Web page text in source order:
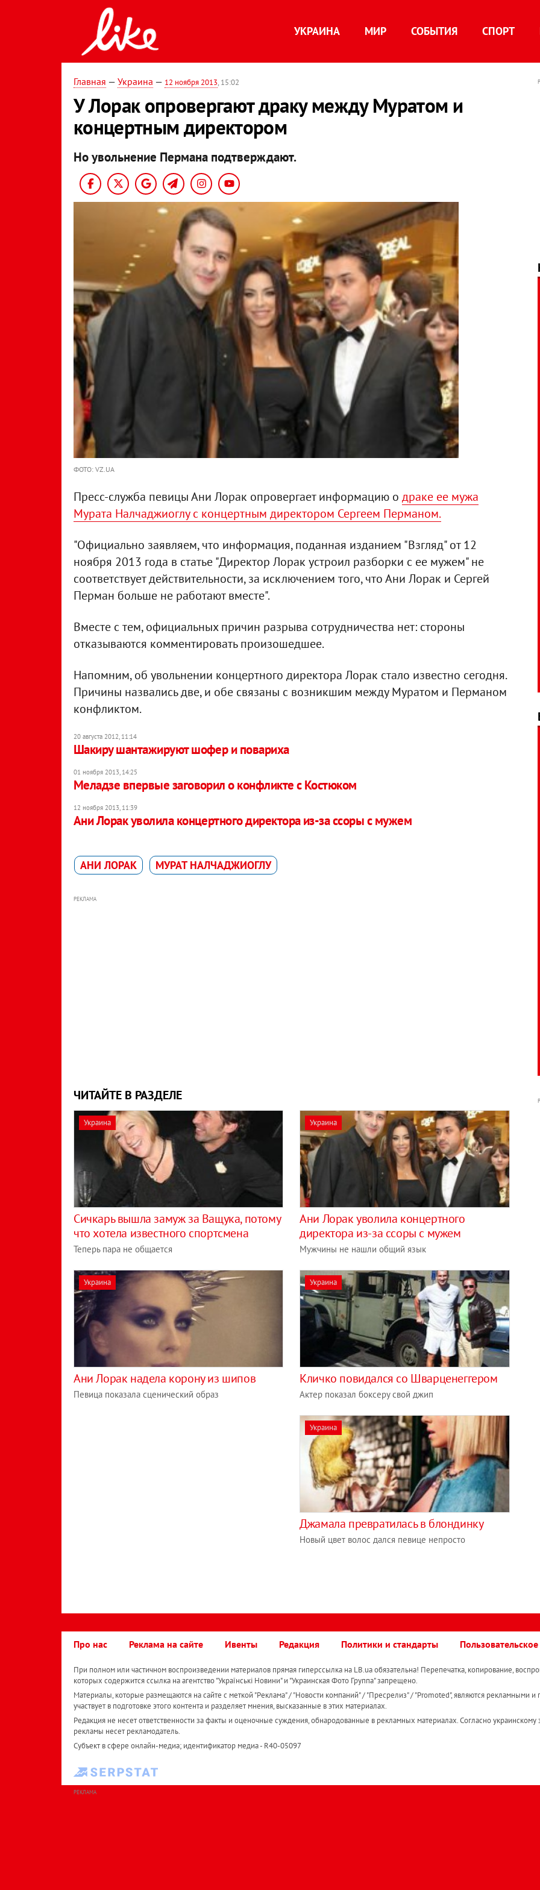
УКРАИНА МИР СОБЫТИЯ СПОРТ
Главная — Украина — 12 ноября 2013, 15:02
У Лорак опровергают драку между Муратом и
концертным директором
Но увольнение Пермана подтверждают.
ФОТО: VZ.UA
Пресс-служба певицы Ани Лорак опровергает информацию о драке ее мужа
Мурата Налчаджиоглу с концертным директором Сергеем Перманом.
"Официально заявляем, что информация, поданная изданием "Взгляд" от 12
ноября 2013 года в статье "Директор Лорак устроил разборки с ее мужем" не
соответствует действительности, за исключением того, что Ани Лорак и Сергей
Перман больше не работают вместе".
Вместе с тем, официальных причин разрыва сотрудничества нет: стороны
отказываются комментировать произошедшее.
Напомним, об увольнении концертного директора Лорак стало известно сегодня.
Причины назвались две, и обе связаны с возникшим между Муратом и Перманом
конфликтом.
20 августа 2012, 11:14
Шакиру шантажируют шофер и повариха
01 ноября 2013, 14:25
Меладзе впервые заговорил о конфликте с Костюком
12 ноября 2013, 11:39
Ани Лорак уволила концертного директора из-за ссоры с мужем
АНИ ЛОРАК МУРАТ НАЛЧАДЖИОГЛУ
РЕКЛАМА
ЧИТАЙТЕ В РАЗДЕЛЕ
Украина
Сичкарь вышла замуж за Ващука, потому
что хотела известного спортсмена
Теперь пара не общается
Украина
Ани Лорак уволила концертного
директора из-за ссоры с мужем
Мужчины не нашли общий язык
Украина
Ани Лорак надела корону из шипов
Певица показала сценический образ
Украина
Кличко повидался со Шварценеггером
Актер показал боксеру свой джип
Украина
Джамала превратилась в блондинку
Новый цвет волос дался певице непросто
Про нас Реклама на сайте Ивенты Редакция Политики и стандарты
При полном или частичном воспроизведении материалов прямая гиперссылка на LB.ua обязательна! Перепечатка, копирование,
которых содержится ссылка на агентство "Українськi Новини" и "Украинская Фото Группа" запрещено.
Материалы, которые размещаются на сайте с меткой "Реклама" / "Новости компаний" / "Пресрелиз" / "Promoted", являются рекламными и
участвует в подготовке этого контента и разделяет мнения, высказанные в этих материалах.
Редакция не несет ответственности за факты и оценочные суждения, обнародованные в рекламных материалах. Согласно украинскому
рекламы несет рекламодатель.
Субъект в сфере онлайн-медиа; идентификатор медиа - R40-05097
РЕКЛАМА